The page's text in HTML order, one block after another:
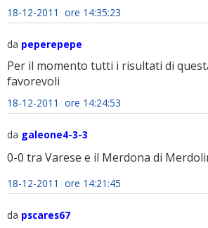
18-12-2011 ore 14:35:23
da peperepepe
Per il momento tutti i risultati di
favorevoli
18-12-2011 ore 14:24:53
da galeone4-3-3
0-0 tra Varese e il Merdona di
18-12-2011 ore 14:21:45
da pscares67